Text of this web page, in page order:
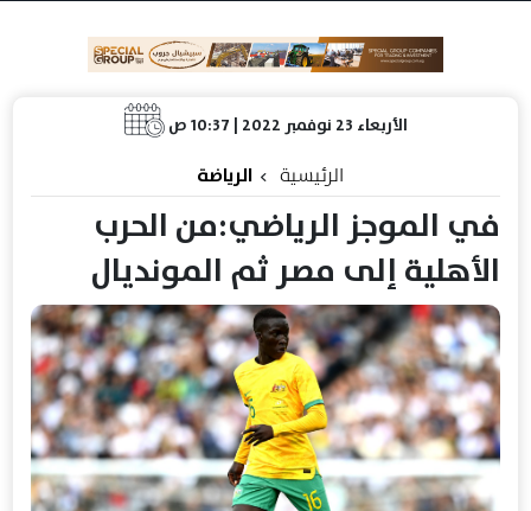
الأربعاء 23 نوفمبر 2022 | 10:37 ص
الرئيسية الرياضة
في الموجز الرياضي:من الحرب
الأهلية إلى مصر ثم المونديال